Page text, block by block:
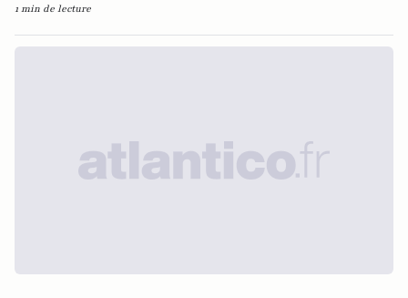
1 min de lecture